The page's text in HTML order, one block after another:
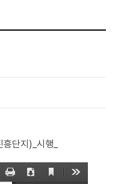
단지)_시행_